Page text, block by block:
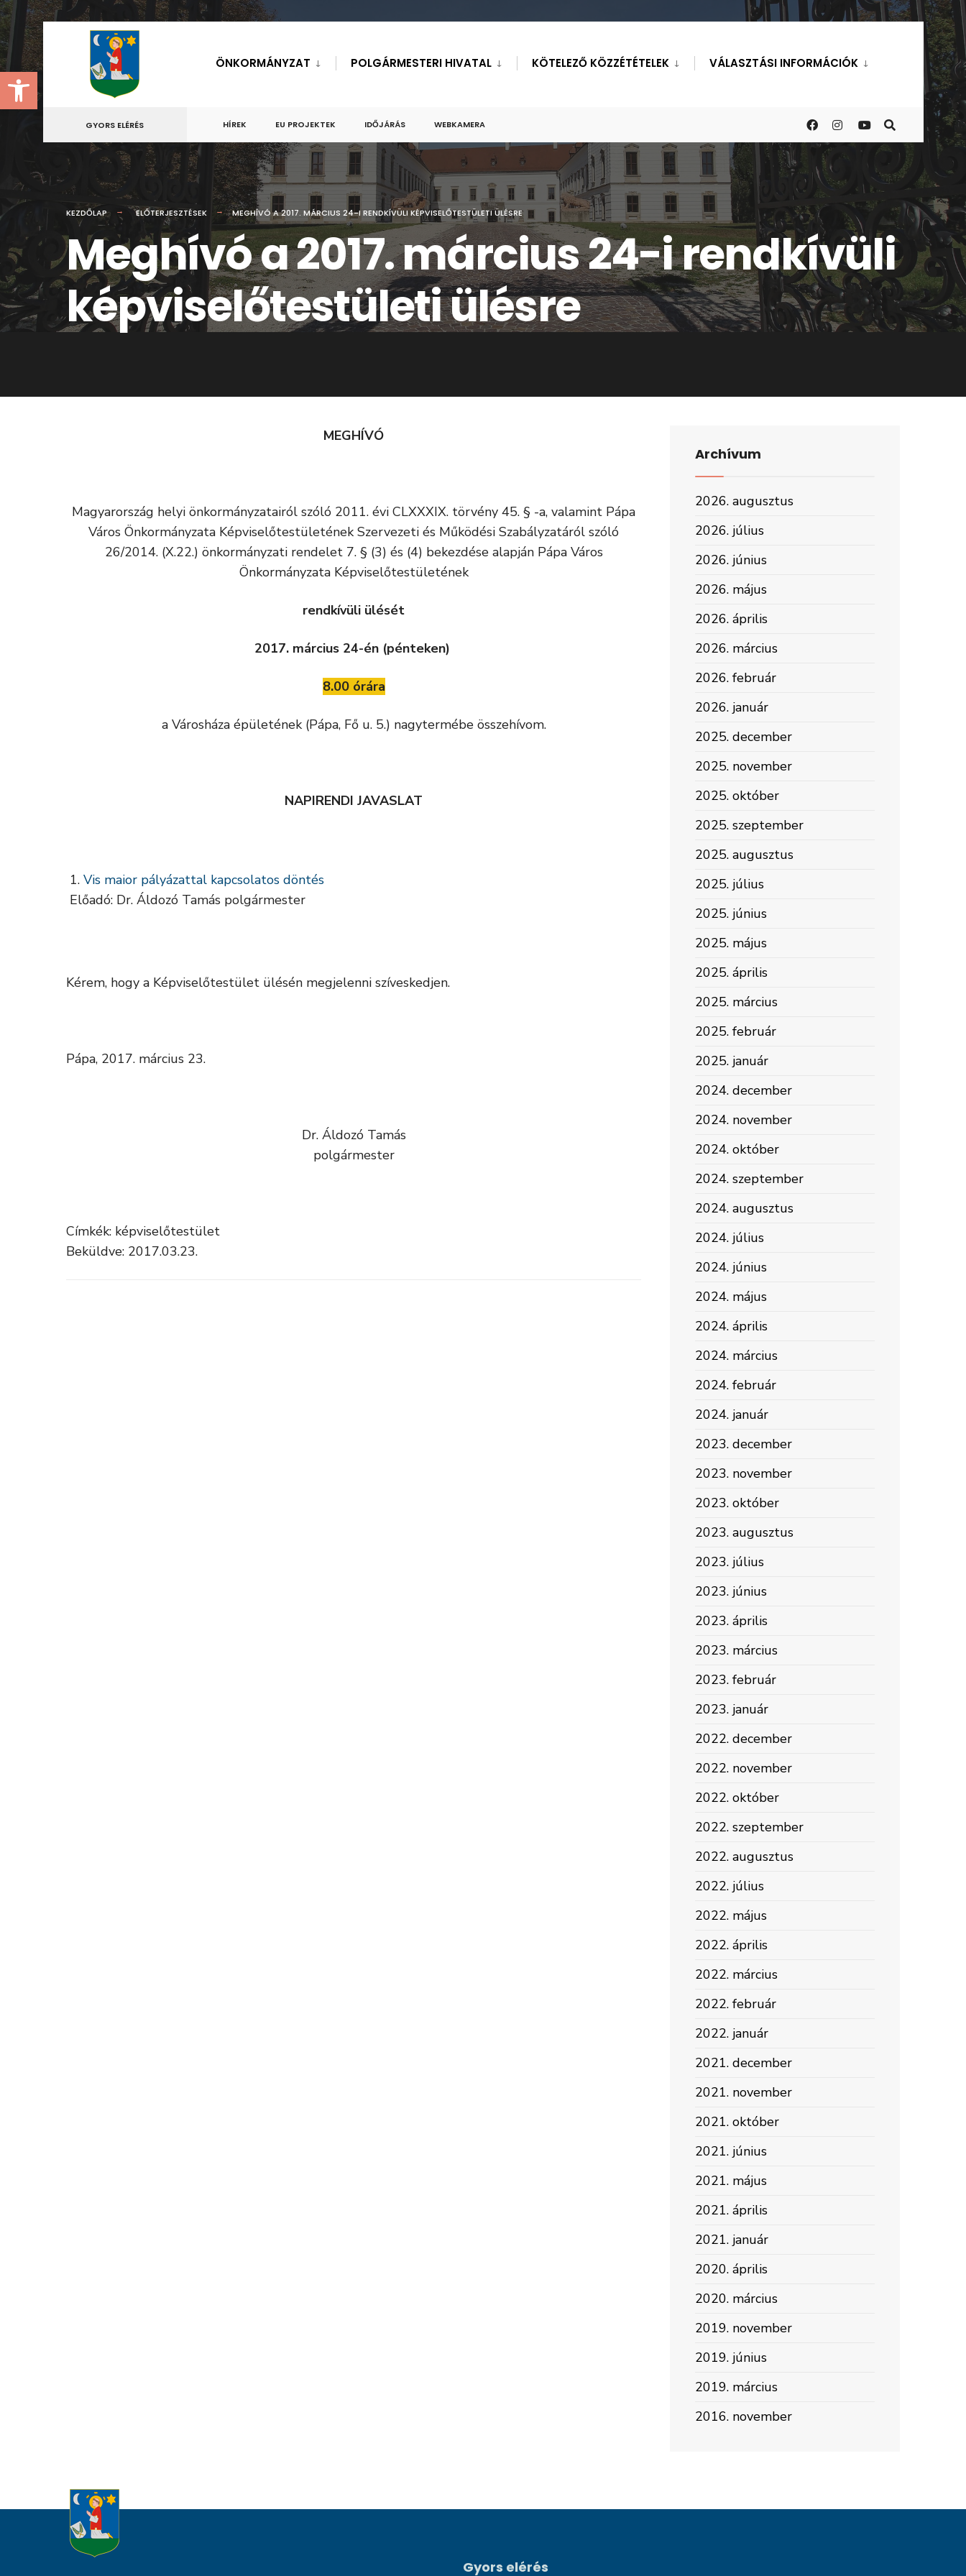
Eszköztár megnyitása
content
ÖNKORMÁNYZAT POLGÁRMESTERI HIVATAL KÖTELEZŐ KÖZZÉTÉTELEK VÁLASZTÁSI INFORMÁCIÓK
GYORS ELÉRÉS HÍREK EU PROJEKTEK IDŐJÁRÁS WEBKAMERA
KEZDŐLAP ELŐTERJESZTÉSEK MEGHÍVÓ A 2017. MÁRCIUS 24-I RENDKÍVÜLI KÉPVISELŐTESTÜLETI ÜLÉSRE
Meghívó a 2017. március 24-i rendkívüli
képviselőtestületi ülésre
MEGHÍVÓ
Magyarország helyi önkormányzatairól szóló 2011. évi CLXXXIX. törvény 45. § -a, valamint Pápa
Város Önkormányzata Képviselőtestületének Szervezeti és Működési Szabályzatáról szóló
26/2014. (X.22.) önkormányzati rendelet 7. § (3) és (4) bekezdése alapján Pápa Város
Önkormányzata Képviselőtestületének
rendkívüli ülését
2017. március 24-én (pénteken)
8.00 órára
a Városháza épületének (Pápa, Fő u. 5.) nagytermébe összehívom.
NAPIRENDI JAVASLAT
Vis maior pályázattal kapcsolatos döntés
Előadó: Dr. Áldozó Tamás polgármester
Kérem, hogy a Képviselőtestület ülésén megjelenni szíveskedjen.
Pápa, 2017. március 23.
Dr. Áldozó Tamás
polgármester
Címkék: képviselőtestület
Beküldve: 2017.03.23.
Archívum
2026. augusztus
2026. július
2026. június
2026. május
2026. április
2026. március
2026. február
2026. január
2025. december
2025. november
2025. október
2025. szeptember
2025. augusztus
2025. július
2025. június
2025. május
2025. április
2025. március
2025. február
2025. január
2024. december
2024. november
2024. október
2024. szeptember
2024. augusztus
2024. július
2024. június
2024. május
2024. április
2024. március
2024. február
2024. január
2023. december
2023. november
2023. október
2023. augusztus
2023. július
2023. június
2023. április
2023. március
2023. február
2023. január
2022. december
2022. november
2022. október
2022. szeptember
2022. augusztus
2022. július
2022. május
2022. április
2022. március
2022. február
2022. január
2021. december
2021. november
2021. október
2021. június
2021. május
2021. április
2021. január
2020. április
2020. március
2019. november
2019. június
2019. március
2016. november
Gyors elérés